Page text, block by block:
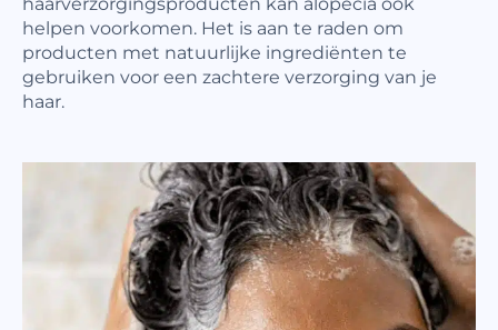
helpen voorkomen. Het is aan te raden om
producten met natuurlijke ingrediënten te
gebruiken voor een zachtere verzorging van je
haar.